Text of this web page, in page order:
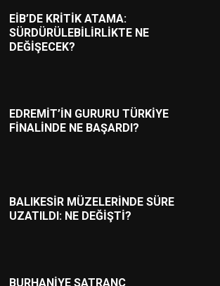
EİB’DE KRİTİK ATAMA:
SÜRDÜRÜLEBİLİRLİKTE NE
DEĞİŞECEK?
EDREMİT’İN GURURU TÜRKİYE
FİNALİNDE NE BAŞARDI?
BALIKESİR MÜZELERİNDE SÜRE
UZATILDI: NE DEĞİŞTİ?
BURHANİYE SATRANÇ